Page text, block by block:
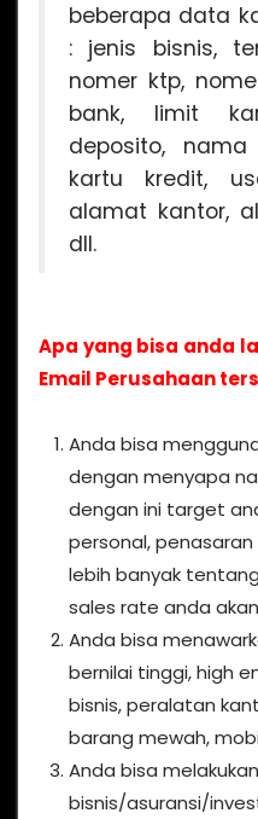
beberapa data
: jenis bisnis,
nomer ktp,
bank, limit
deposito,
kartu kredit,
alamat kantor,
dll.
Apa yang bisa anda
Email Perusahaan
Anda bisa
dengan menyapa
dengan ini target
personal,
lebih banyak
sales rate anda
Anda bisa
bernilai tinggi, high
bisnis, peralatan
barang mewah,
Anda bisa
bisnis/asuransi/